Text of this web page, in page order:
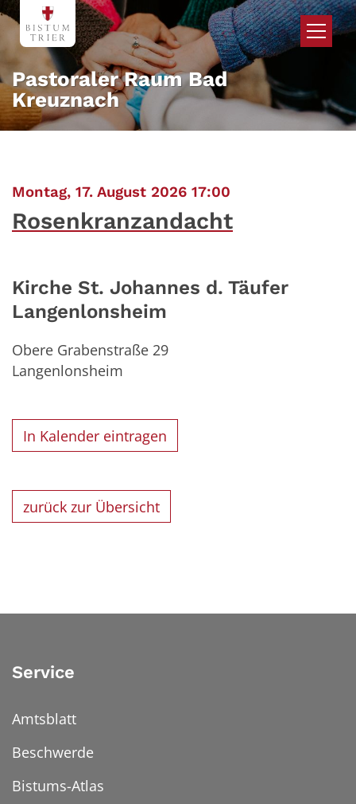
Zum Inhalt springen
Pastoraler Raum Bad
Kreuznach
Montag, 17. August 2026 17:00
Rosenkranzandacht
Kirche St. Johannes d. Täufer
Langenlonsheim
Obere Grabenstraße 29
Langenlonsheim
In Kalender eintragen
zurück zur Übersicht
Service
Amtsblatt
Beschwerde
Bistums-Atlas